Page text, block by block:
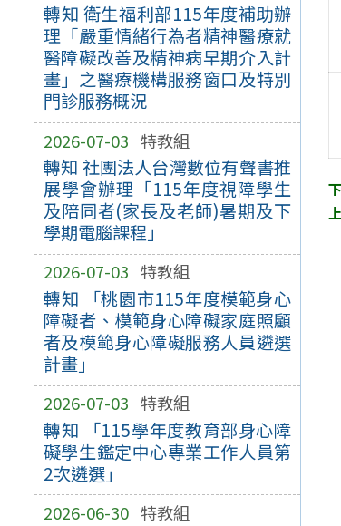
轉知 衛生福利部115年度補助辦
理「嚴重情緒行為者精神醫療就
醫障礙改善及精神病早期介入計
畫」之醫療機構服務窗口及特別
門診服務概況
2026-07-03 特教組
轉知 社團法人台灣數位有聲書推
展學會辦理「115年度視障學生
及陪同者(家長及老師)暑期及下
學期電腦課程」
2026-07-03 特教組
轉知 「桃園市115年度模範身心
障礙者、模範身心障礙家庭照顧
者及模範身心障礙服務人員遴選
計畫」
2026-07-03 特教組
轉知 「115學年度教育部身心障
礙學生鑑定中心專業工作人員第
2次遴選」
2026-06-30 特教組